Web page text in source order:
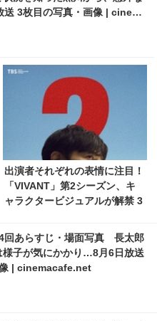
3枚目の写真・画像 | cinema
出演者それぞれの表情に注目！
「VIVANT」第2シーズン、キ
ャラクタービジュアルが解禁 3
e.net
回あらすじ・場面写真 長太郎
様子が気にかかり…8月6日放送
| cinemacafe.net